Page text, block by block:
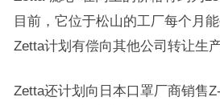
目前，它位于松山的工厂每个月能
Zetta计划有偿向其他公司转让生
Zetta还计划向日本口罩厂商销售